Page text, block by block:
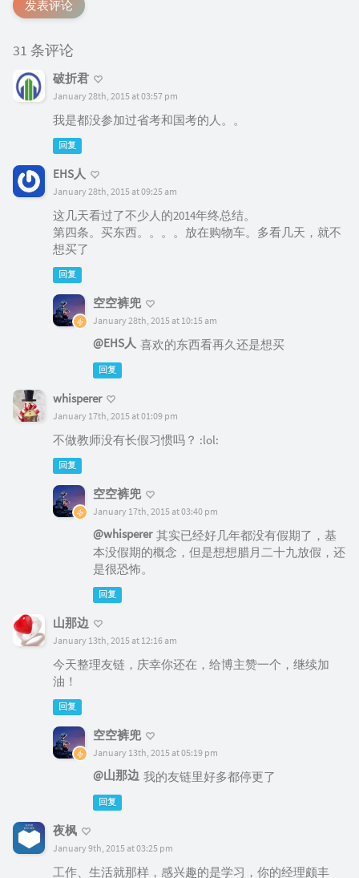
发表评论
31 条评论
破折君
January 28th, 2015 at 03:57 pm
我是都没参加过省考和国考的人。。
回复
EHS人
January 28th, 2015 at 09:25 am
这几天看过了不少人的2014年终总结。
第四条。买东西。。。。放在购物车。多看几天，就不
想买了
回复
空空裤兜
January 28th, 2015 at 10:15 am
@EHS人 喜欢的东西看再久还是想买
回复
whisperer
January 17th, 2015 at 01:09 pm
不做教师没有长假习惯吗？ :lol:
回复
空空裤兜
January 17th, 2015 at 03:40 pm
@whisperer 其实已经好几年都没有假期了，基
本没假期的概念，但是想想腊月二十九放假，还
是很恐怖。
回复
山那边
January 13th, 2015 at 12:16 am
今天整理友链，庆幸你还在，给博主赞一个，继续加
油！
回复
空空裤兜
January 13th, 2015 at 05:19 pm
@山那边 我的友链里好多都停更了
回复
夜枫
January 9th, 2015 at 03:25 pm
工作、生活就那样，感兴趣的是学习，你的经理颇丰